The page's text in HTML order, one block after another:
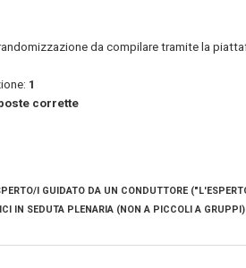
da compilare tramite la
1
corrette
I GUIDATO DA UN CONDUTTORE
IN SEDUTA PLENARIA (NON A PICCOLI A GRUPPI)